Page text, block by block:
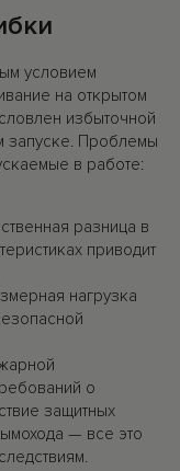
условием
на открытом
избыточной
запуске. Проблемы
в работе:
разница в
приводит
нагрузка
о
защитных
— все это